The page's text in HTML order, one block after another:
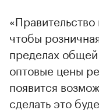
чтобы
пределах
оптовые цены
появится
сделать это